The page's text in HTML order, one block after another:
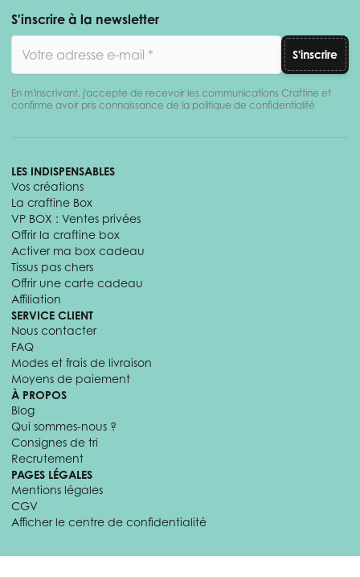
S'inscrire à la newsletter
S'inscrire
En m'inscrivant, j'accepte de recevoir les communications Craftine et
confirme avoir pris connaissance de la politique de confidentialité
LES INDISPENSABLES
Vos créations
La craftine Box
VP BOX : Ventes privées
Offrir la craftine box
Activer ma box cadeau
Tissus pas chers
Offrir une carte cadeau
Affiliation
SERVICE CLIENT
Nous contacter
FAQ
Modes et frais de livraison
Moyens de paiement
À PROPOS
Blog
Qui sommes-nous ?
Consignes de tri
Recrutement
PAGES LÉGALES
Mentions légales
CGV
Afficher le centre de confidentialité